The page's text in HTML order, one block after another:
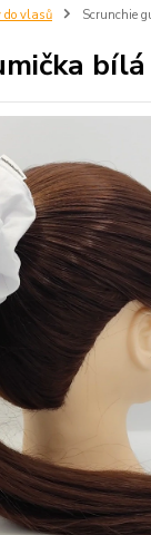
do vlasů Scrunchie
bílá